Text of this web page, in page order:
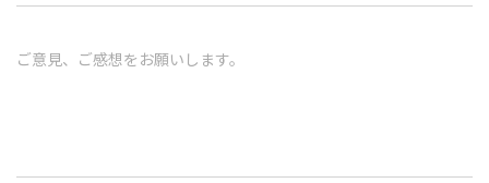
ご意見、ご感想をお願いします。